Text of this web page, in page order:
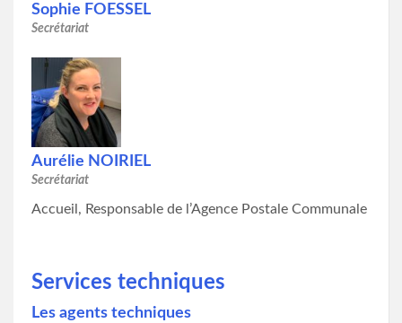
Sophie FOESSEL
Secrétariat
Aurélie NOIRIEL
Secrétariat
Accueil, Responsable de l’Agence Postale Communale
Services techniques
Les agents techniques